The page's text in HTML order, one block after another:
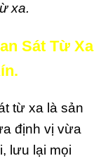
xa.
Sát Từ Xa
từ xa là sản
định vị vừa
lưu lại mọi